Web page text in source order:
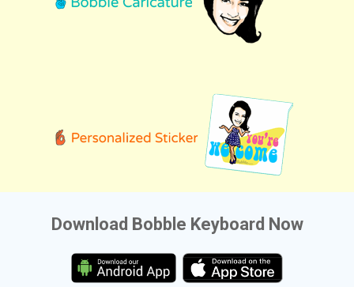
Download Bobble Keyboard Now